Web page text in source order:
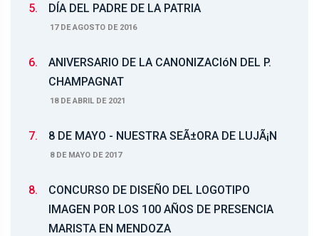
5. DÍA DEL PADRE DE LA PATRIA
17 DE AGOSTO DE 2016
6.
ANIVERSARIO DE LA CANONIZACIóN DEL P.
CHAMPAGNAT
18 DE ABRIL DE 2021
7. 8 DE MAYO - NUESTRA SEÃ±ORA DE LUJÃ¡N
8 DE MAYO DE 2017
8.
CONCURSO DE DISEÑO DEL LOGOTIPO
IMAGEN POR LOS 100 AÑOS DE PRESENCIA
MARISTA EN MENDOZA